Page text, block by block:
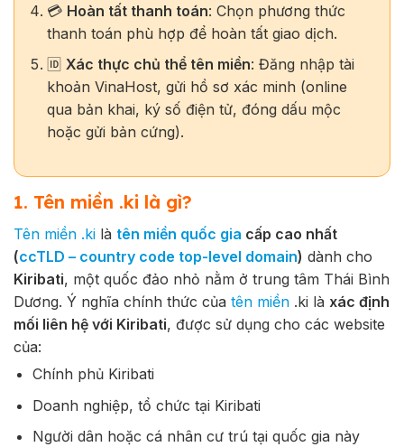
💳 Hoàn tất thanh toán: Chọn phương thức
thanh toán phù hợp để hoàn tất giao dịch.
🆔 Xác thực chủ thể tên miền: Đăng nhập tài
khoản VinaHost, gửi hồ sơ xác minh (online
qua bản khai, ký số điện tử, đóng dấu mộc
hoặc gửi bản cứng).
1. Tên miền .ki là gì?
Tên miền .ki là tên miền quốc gia cấp cao nhất
(ccTLD – country code top-level domain) dành cho
Kiribati, một quốc đảo nhỏ nằm ở trung tâm Thái Bình
Dương. Ý nghĩa chính thức của tên miền .ki là xác định
mối liên hệ với Kiribati, được sử dụng cho các website
của:
Chính phủ Kiribati
Doanh nghiệp, tổ chức tại Kiribati
Người dân hoặc cá nhân cư trú tại quốc gia này